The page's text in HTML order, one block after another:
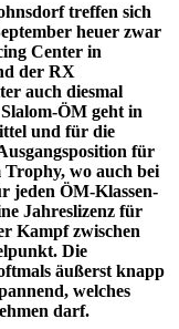
treffen sich
heuer zwar
Center in
der RX
auch diesmal
ÖM geht in
und für die
für
wo auch bei
jeden ÖM-Klassen-
Jahreslizenz für
Kampf zwischen
Die
äußerst knapp
welches
nehmen darf.